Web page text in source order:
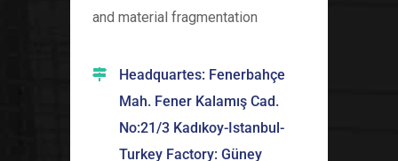
and material fragmentation
Headquartes: Fenerbahçe
Mah. Fener Kalamış Cad.
No:21/3 Kadıkoy-Istanbul-
Turkey Factory: Güney